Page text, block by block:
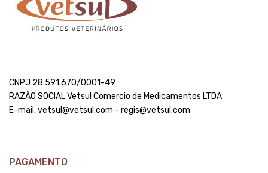
CNPJ 28.591.670/0001-49
RAZÃO SOCIAL Vetsul Comercio de Medicamentos LTDA
E-mail: vetsul@vetsul.com - regis@vetsul.com
PAGAMENTO